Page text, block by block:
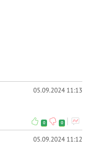
05.09.2024 11:13
0 0
05.09.2024 11:12